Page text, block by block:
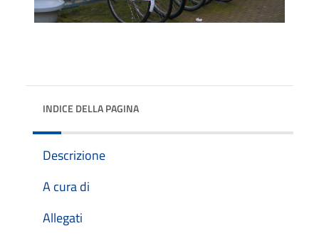
INDICE DELLA PAGINA
Descrizione
A cura di
Allegati